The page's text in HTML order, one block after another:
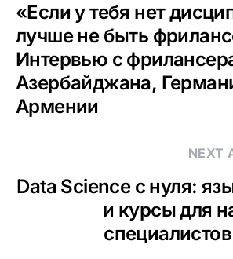
«Если у тебя нет
лучше не быть
Интервью с
Азербайджана,
Армении
NEXT
Data Science с нуля:
и курсы для